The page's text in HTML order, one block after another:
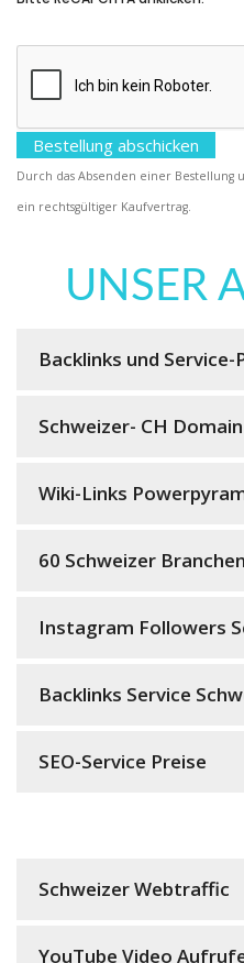
Durch das Absenden einer Bestellung
ein rechtsgültiger Kaufvertrag.
UNSER
Backlinks und Service-
Schweizer- CH
Wiki-Links
60 Schweizer
Instagram Followers
Backlinks Service
SEO-Service Preise
Schweizer Webtraffic
YouTube Video